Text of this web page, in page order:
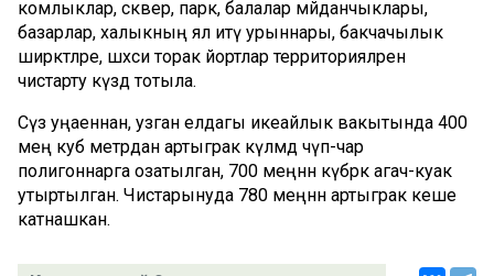
комлыклар, сквер, парк, балалар мәйданчыклары,
базарлар, халыкның ял итү урыннары, бакчачылык
ширкәтләре, шәхси торак йортлар территорияләрен
чистарту күздә тотыла.
Сүз уңаеннан, узган елдагы икеайлык вакытында 400
мең куб метрдан артыграк күләмдә чүп-чар
полигоннарга озатылган, 700 меңнән күбрәк агач-куак
утыртылган. Чистарынуда 780 меңнән артыграк кеше
катнашкан.